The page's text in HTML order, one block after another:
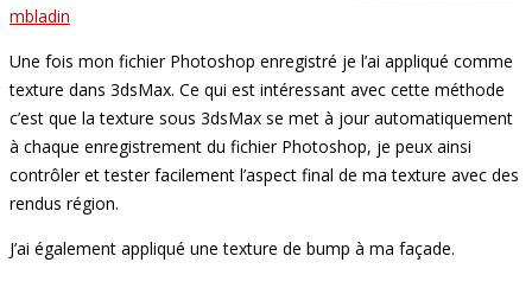
mbladin
Une fois mon fichier Photoshop enregistré je l’ai appliqué comme
texture dans 3dsMax. Ce qui est intéressant avec cette méthode
c’est que la texture sous 3dsMax se met à jour automatiquement
à chaque enregistrement du fichier Photoshop, je peux ainsi
contrôler et tester facilement l’aspect final de ma texture avec des
rendus région.
J’ai également appliqué une texture de bump à ma façade.